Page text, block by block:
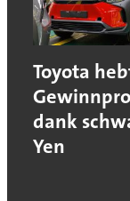
Toyota
dank
Yen